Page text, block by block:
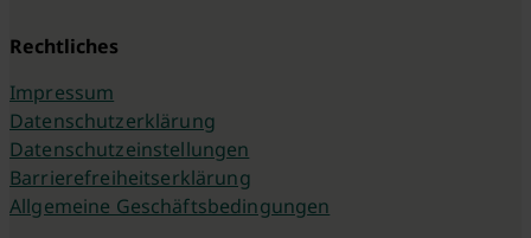
Rechtliches
Impressum
Datenschutzerklärung
Datenschutzeinstellungen
Barrierefreiheitserklärung
Allgemeine Geschäftsbedingungen